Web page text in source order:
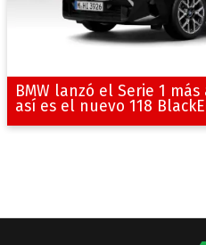
BMW lanzó el Serie 1
así es el nuevo 118